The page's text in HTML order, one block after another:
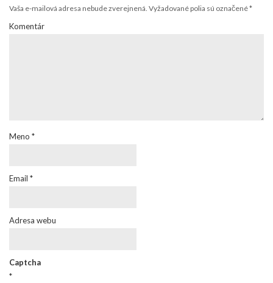
Vaša e-mailová adresa nebude zverejnená. Vyžadované polia sú označené*
Komentár
Meno *
Email *
Adresa webu
Captcha
*